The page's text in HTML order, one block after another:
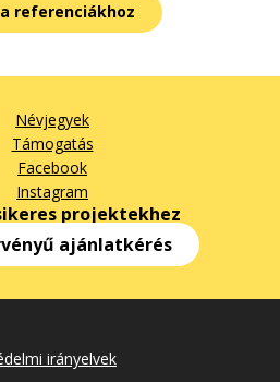
referenciákhoz
Névjegyek
Támogatás
Facebook
Instagram
projektekhez
ajánlatkérés
irányelvek